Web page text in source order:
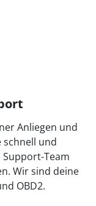
Anliegen und
schnell und
Team
Wir sind deine
OBD2.